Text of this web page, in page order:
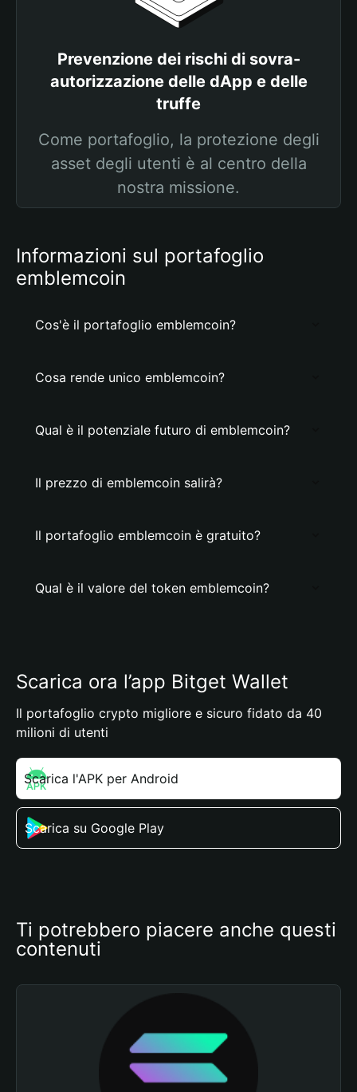
Prevenzione dei rischi di sovra-
autorizzazione delle dApp e delle
truffe
Come portafoglio, la protezione degli
asset degli utenti è al centro della
nostra missione.
Informazioni sul portafoglio
emblemcoin
Cos'è il portafoglio emblemcoin?
Cosa rende unico emblemcoin?
Qual è il potenziale futuro di emblemcoin?
Il prezzo di emblemcoin salirà?
Il portafoglio emblemcoin è gratuito?
Qual è il valore del token emblemcoin?
Scarica ora l’app Bitget Wallet
Il portafoglio crypto migliore e sicuro fidato da 40
milioni di utenti
Scarica l'APK per Android
Scarica su Google Play
Ti potrebbero piacere anche questi
contenuti